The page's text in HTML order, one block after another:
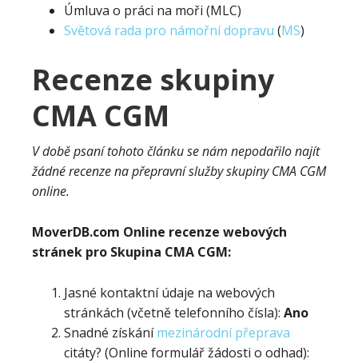
Úmluva o práci na moři (MLC)
Světová rada pro námořní dopravu (MS)
Recenze skupiny
CMA CGM
V době psaní tohoto článku se nám nepodařilo najít
žádné recenze na přepravní služby skupiny CMA CGM
online.
MoverDB.com Online recenze webových
stránek pro Skupina CMA CGM:
Jasné kontaktní údaje na webových
stránkách (včetně telefonního čísla): Ano
Snadné získánímezinárodní přeprava
citáty? (Online formulář žádosti o odhad):